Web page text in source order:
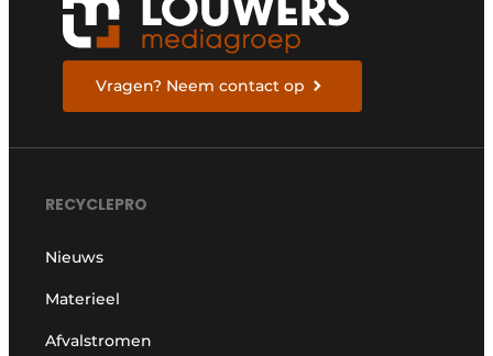
Vragen? Neem contact op
RECYCLEPRO
Nieuws
Materieel
Afvalstromen